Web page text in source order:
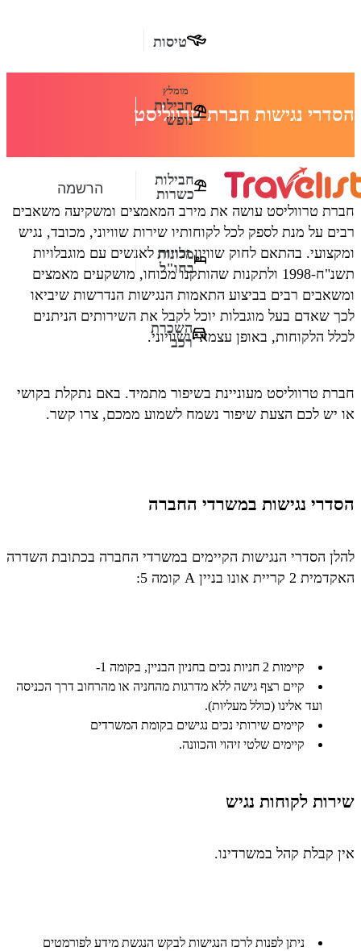
הרשמה
טיסות
מומלץ
חבילות
נופש
חבילות
כשרות
מלונות
בחו"ל
השכרת
רכב
הסדרי נגישות חברת טרווליסט
חברת טרווליסט עושה את מירב המאמצים ומשקיעה משאבים
רבים על מנת לספק לכל לקוחותיו שירות שוויוני, מכובד, נגיש
ומקצועי. בהתאם לחוק שוויון זכויות לאנשים עם מוגבלויות
תשנ"ח-1998 ולתקנות שהותקנו מכוחו, מושקעים מאמצים
ומשאבים רבים בביצוע התאמות הנגישות הנדרשות שיביאו
לכך שאדם בעל מוגבלות יוכל לקבל את השירותים הניתנים
לכלל הלקוחות, באופן עצמאי ושוויוני.
חברת טרווליסט מעוניינת בשיפור מתמיד. באם נתקלת בקושי
או יש לכם הצעת שיפור נשמח לשמוע ממכם, צרו קשר.
הסדרי נגישות במשרדי החברה
להלן הסדרי הנגישות הקיימים במשרדי החברה בכתובת השדרה
האקדמית 2 קריית אונו בניין A קומה 5:
קיימות 2 חניות נכים בחניון הבניין, בקומה 1-
קיים רצף גישה ללא מדרגות מהחניה או מהרחוב דרך הכניסה
ועד אלינו (כולל מעליות).
קיימים שירותי נכים נגישים בקומת המשרדים
קיימים שלטי זיהוי והכוונה.
שירות לקוחות נגיש
אין קבלת קהל במשרדינו.
ניתן לפנות לרכז הנגישות לבקש הנגשת מידע לפורמטים